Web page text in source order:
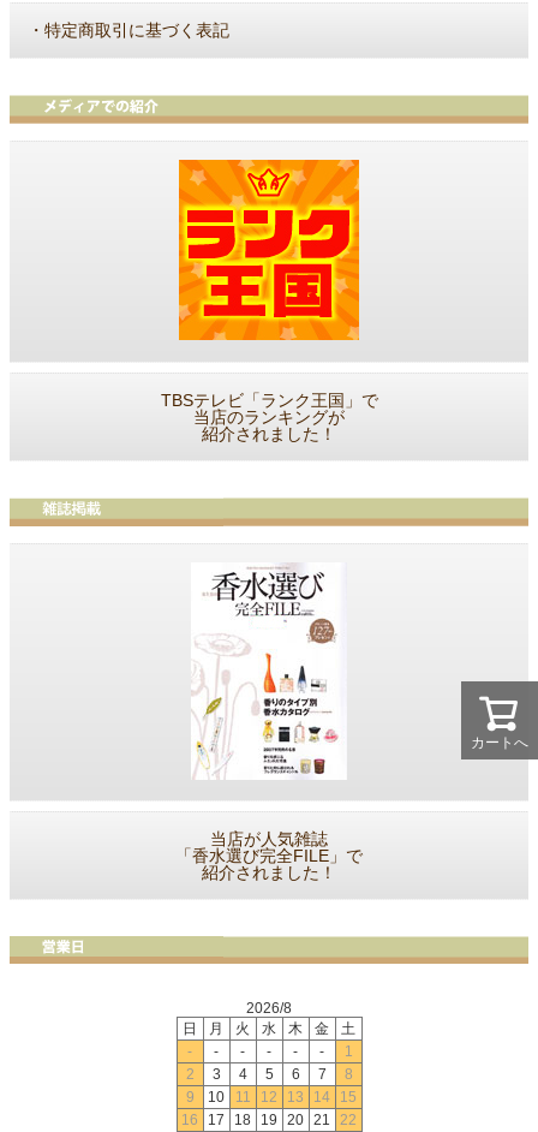
カートへ
・ 特定商取引に基づく表記
TBSテレビ「ランク王国」で
当店のランキングが
紹介されました！
当店が人気雑誌
「香水選び完全FILE」で
紹介されました！
2026/8
日
月 火 水 木 金
土
-
- - - - -
1
2
3 4 5 6 7
8
9
10 11 12 13 14
15
16
17 18 19 20 21 22